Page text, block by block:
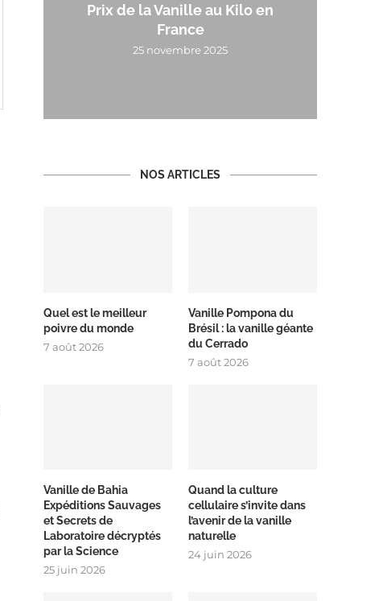
Prix de la Vanille au Kilo en
France
25 novembre 2025
NOS ARTICLES
Quel est le meilleur
poivre du monde
7 août 2026
Vanille Pompona du
Brésil : la vanille géante
du Cerrado
7 août 2026
Vanille de Bahia
Expéditions Sauvages
et Secrets de
Laboratoire décryptés
par la Science
25 juin 2026
Quand la culture
cellulaire s’invite dans
l’avenir de la vanille
naturelle
24 juin 2026